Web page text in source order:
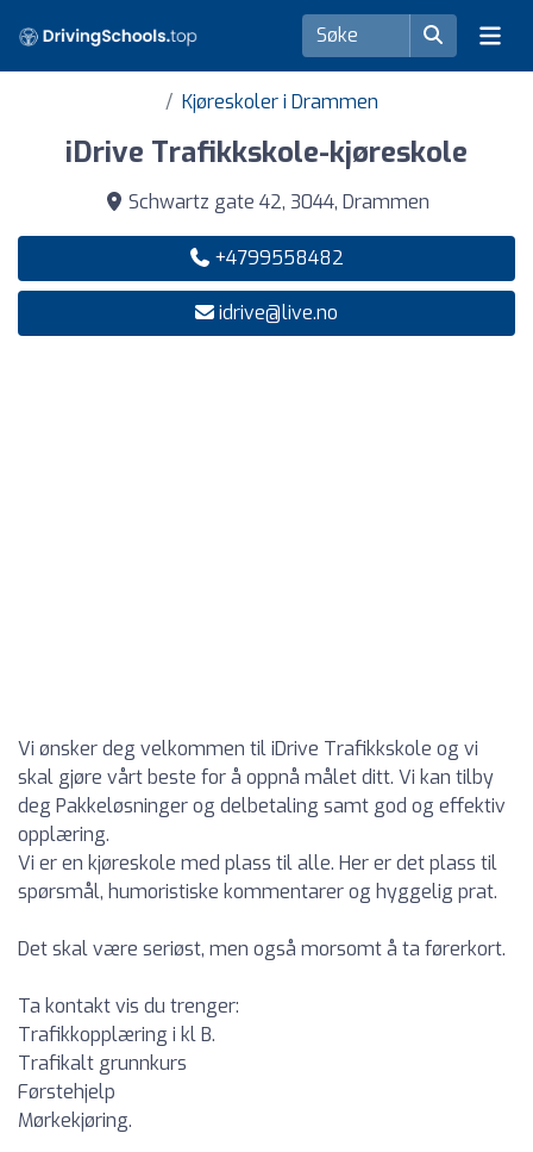
Kjøreskoler i Drammen
iDrive Trafikkskole-kjøreskole
Schwartz gate 42, 3044, Drammen
+4799558482
idrive@live.no
Vi ønsker deg velkommen til iDrive Trafikkskole og vi
skal gjøre vårt beste for å oppnå målet ditt. Vi kan tilby
deg Pakkeløsninger og delbetaling samt god og effektiv
opplæring.
Vi er en kjøreskole med plass til alle. Her er det plass til
spørsmål, humoristiske kommentarer og hyggelig prat.
Det skal være seriøst, men også morsomt å ta førerkort.
Ta kontakt vis du trenger:
Trafikkopplæring i kl B.
Trafikalt grunnkurs
Førstehjelp
Mørkekjøring.